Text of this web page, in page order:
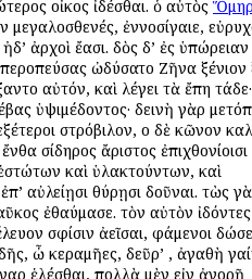
οἶκος ἰδέσθαι. ὁ αὐτὸς
ἐννοσίγαιε,
ἀρχοὶ ἔασι. δὸς δ’ ἐς ὑπώρειαν
ὠδύσατο Ζῆνα ξένιον
αὐτόν, καὶ λέγει τὰ ἔπη
ὑψιμέδοντος· δεινὴ γὰρ
στρόβιλον, οἱ δὲ κῶνον
σίδηρος ἄριστος ἐπιχθονίοισι
καὶ ὑλακτούντων, καὶ
αὐλείῃσι θύρῃσι δοῦναι. τὼς
ἐθαύμασε. τὸν αὐτὸν ἰδόντες
σφίσιν ἀεῖσαι, φάμενοι
ὦ κεραμῆες, δεῦρ’ , ἀγαθὴ
ἑλέσθαι, πολλὰ μὲν εἰν ἀγορῇ